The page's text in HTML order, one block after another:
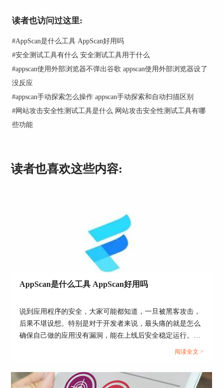
1.探索
AppScan的【探索】，便是DAST安全测试的爬虫
么我们可以在【排除路径和文件】位置进行规避
通过对【探索】部分的配置，便完成了爬虫的设
置。
读者也访问过这里:
#AppScan是什么工具 AppScan好用吗
#安全测试工具有什么 安全测试工具用于什么
#appscan使用外部浏览器不弹出谷歌 appscan使用外部浏览器设了
没反应
#appscan手动探索怎么操作 appscan手动探索和自动扫描区别
#网站攻击安全性测试工具是什么 网站攻击安全性测试工具有哪
些功能
读者也喜欢这些内容:
AppScan是什么工具 AppScan好用吗
说到应用程序的安全，大家可能都知道，一旦被黑客攻击，
后果不堪设想。特别是对于开发者来说，最头痛的就是怎么
确保自己做的应用没有漏洞，能在上线后安全稳定运行。于
是就有了各种安全扫描工具，AppScan就是其中一个，它的
么，AppScan是什么工具 AppScan好用吗？今天我们就来聊
聊这个工具，看看它到底值不值得你使用。...
阅读全文 >